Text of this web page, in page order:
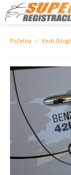
Početna Vesti (blog)